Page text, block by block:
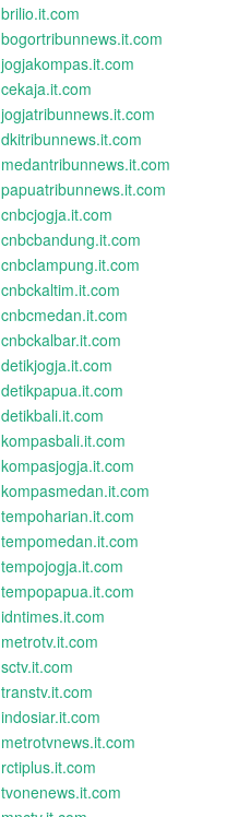
brilio.it.com
bogortribunnews.it.com
jogjakompas.it.com
cekaja.it.com
jogjatribunnews.it.com
dkitribunnews.it.com
medantribunnews.it.com
papuatribunnews.it.com
cnbcjogja.it.com
cnbcbandung.it.com
cnbclampung.it.com
cnbckaltim.it.com
cnbcmedan.it.com
cnbckalbar.it.com
detikjogja.it.com
detikpapua.it.com
detikbali.it.com
kompasbali.it.com
kompasjogja.it.com
kompasmedan.it.com
tempoharian.it.com
tempomedan.it.com
tempojogja.it.com
tempopapua.it.com
idntimes.it.com
metrotv.it.com
sctv.it.com
transtv.it.com
indosiar.it.com
metrotvnews.it.com
rctiplus.it.com
tvonenews.it.com